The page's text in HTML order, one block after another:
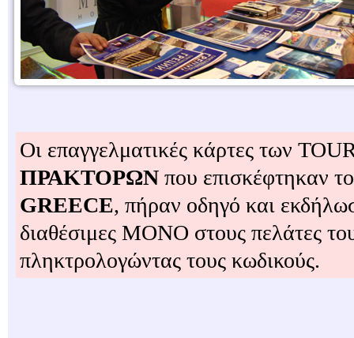
Οι επαγγελματικές κάρτες των
ΠΡΑΚΤΟΡΩΝ που επισκέφτηκαν
GREECE, πήραν οδηγό και
διαθέσιμες ΜΟΝΟ στους πελάτες
πληκτρολογώντας τους κωδικούς.